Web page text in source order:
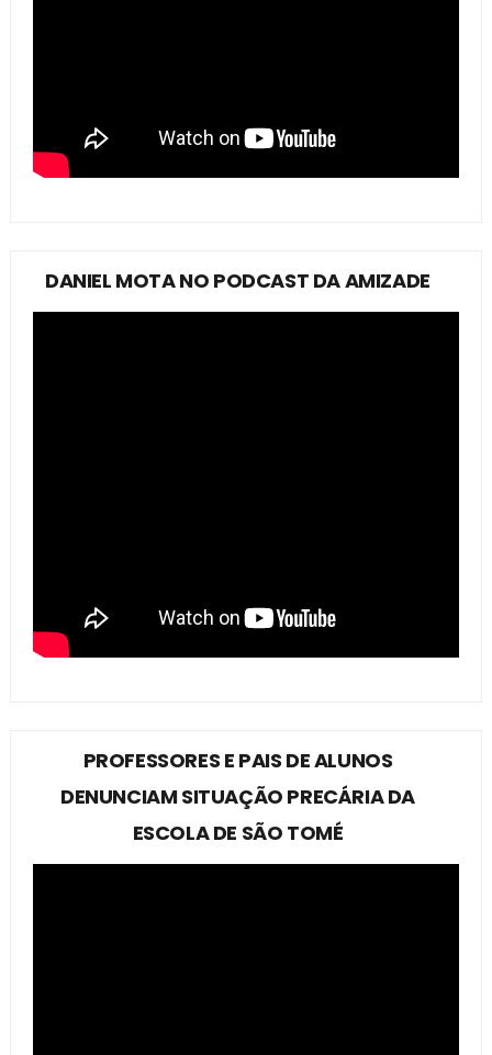
DANIEL MOTA NO PODCAST DA AMIZADE
PROFESSORES E PAIS DE ALUNOS
DENUNCIAM SITUAÇÃO PRECÁRIA DA
ESCOLA DE SÃO TOMÉ